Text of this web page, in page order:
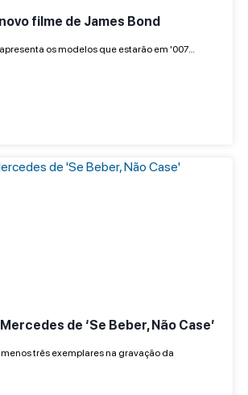
filme de James Bond
os modelos que estarão em '007…
de ‘Se Beber, Não Case’
três exemplares na gravação da